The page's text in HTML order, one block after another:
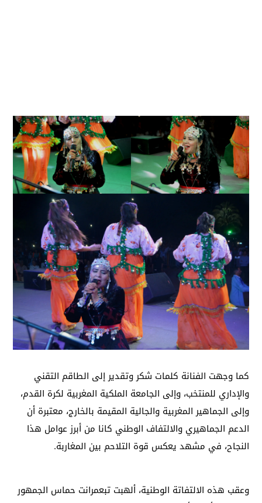
كما وجهت الفنانة كلمات شكر وتقدير إلى الطاقم التقني
والإداري للمنتخب، وإلى الجامعة الملكية المغربية لكرة القدم،
وإلى الجماهير المغربية والجالية المقيمة بالخارج، معتبرة أن
الدعم الجماهيري والالتفاف الوطني كانا من أبرز عوامل هذا
النجاح، في مشهد يعكس قوة التلاحم بين المغاربة.
وعقب هذه الالتفاتة الوطنية، ألهبت تبعمرانت حماس الجمهور